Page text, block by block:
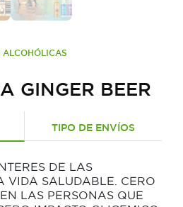
ALCOHÓLICAS
GINGER BEER
TIPO DE ENVÍOS
DE LAS
VIDA SALUDABLE. CERO
LAS PERSONAS QUE